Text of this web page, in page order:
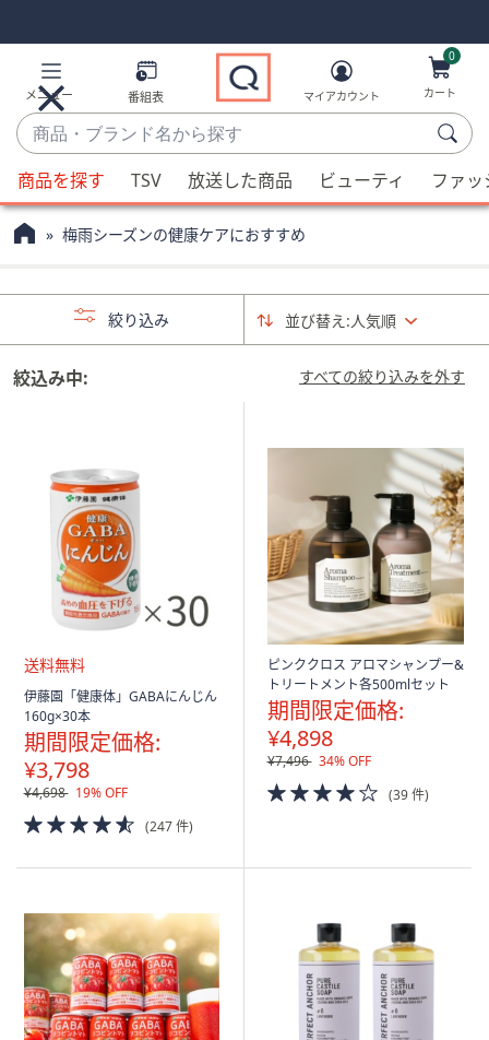
Links
Links2
メニュー 番組表
商
品・
ブ
ラ
ン
す
候
補
が
利
可
な
場
は
タ
ッ
チ
デ
バ
イ
で
右
ス
ワ
イ
マイアカウント
0
カート
商品を探す TSV 放送した商品 ビューティ ファ
梅雨シーズンの健康ケアにおすすめ
並び替え:人気順
絞り込み
すべての絞り込みを外す
絞込み中:
送
料
無
料
伊藤園「健康体」GABAにんじん
160g×30本
期間限定価格:
¥3,798
¥4,698 19% OFF
4.5
of
(247 件)
ピンククロス アロマシャンプー&
トリートメント各500mlセット
期間限定価格:
¥4,898
¥7,496 34% OFF
4.0
of
(39 件)